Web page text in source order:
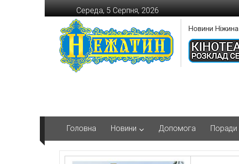
Перейти
до
вмісту
Середа, 5 Серпня, 2026
Новини Ніжина
Головна Новини Допомога Поради